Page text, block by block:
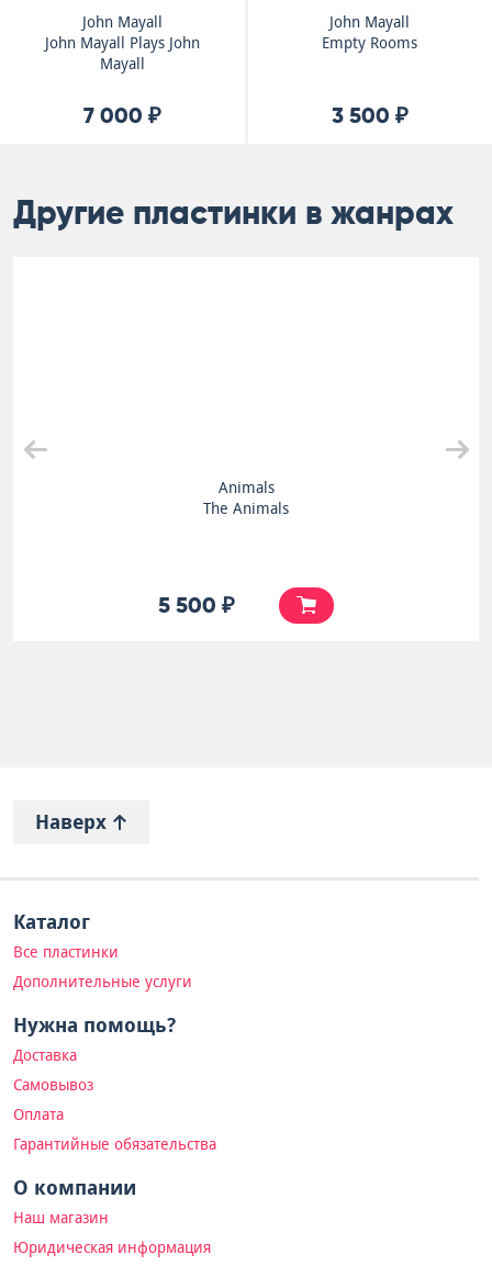
John Mayall
John Mayall Plays John
Mayall
7 000 ₽
John Mayall
Empty Rooms
3 500 ₽
Другие пластинки в жанрах
Animals
The Animals
5 500 ₽
Наверх
Каталог
Все пластинки
Дополнительные услуги
Нужна помощь?
Доставка
Самовывоз
Оплата
Гарантийные обязательства
О компании
Наш магазин
Юридическая информация